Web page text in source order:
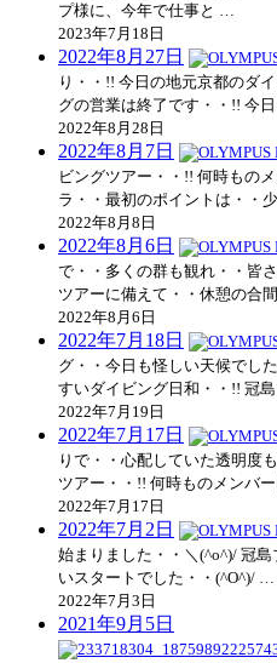
プ様に、今年で仕事と …
2023年7月18日
2022年8月27日
り・・!! 今日の地元京都のダ
グの営業は終了です・・!! 今
2022年8月28日
2022年8月7日
ビングツアー・・!! 何時もの
ラ・・最初のポイントは・・
2022年8月8日
2022年8月6日
で・・多くの群も観れ・・皆
ツアーに備えて・・休憩の合
2022年8月6日
2022年7月18日
グ・・今日も怪しい天候でし
すいダイビング日和・・!! 冠
2022年7月19日
2022年7月17日
りで・・心配していた透明度
ツアー・・!! 何時ものメンバ
2022年7月17日
2022年7月2日
始まりました・・＼(^o^)/ 冠
いスタートでした・・(^O^)/ …
2022年7月3日
2021年9月5日